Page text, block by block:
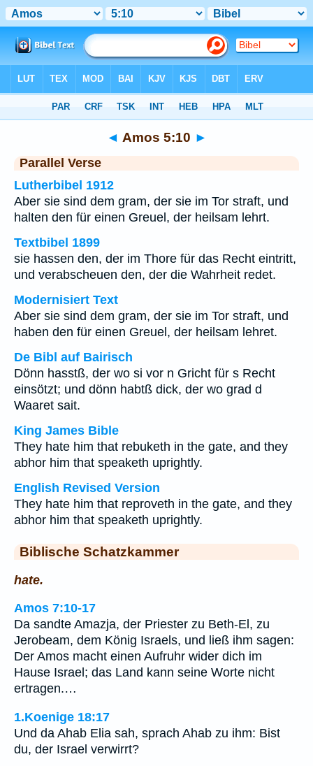
◄ Amos 5:10 ►
Parallel Verse
Lutherbibel 1912
Aber sie sind dem gram, der sie im Tor straft, und
halten den für einen Greuel, der heilsam lehrt.
Textbibel 1899
sie hassen den, der im Thore für das Recht eintritt,
und verabscheuen den, der die Wahrheit redet.
Modernisiert Text
Aber sie sind dem gram, der sie im Tor straft, und
haben den für einen Greuel, der heilsam lehret.
De Bibl auf Bairisch
Dönn hasstß, der wo si vor n Gricht für s Recht
einsötzt; und dönn habtß dick, der wo grad d
Waaret sait.
King James Bible
They hate him that rebuketh in the gate, and they
abhor him that speaketh uprightly.
English Revised Version
They hate him that reproveth in the gate, and they
abhor him that speaketh uprightly.
Biblische Schatzkammer
hate.
Amos 7:10-17
Da sandte Amazja, der Priester zu Beth-El, zu
Jerobeam, dem König Israels, und ließ ihm sagen:
Der Amos macht einen Aufruhr wider dich im
Hause Israel; das Land kann seine Worte nicht
ertragen.…
1.Koenige 18:17
Und da Ahab Elia sah, sprach Ahab zu ihm: Bist
du, der Israel verwirrt?